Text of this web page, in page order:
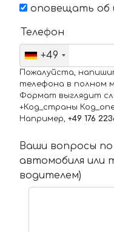
оповещать об
Телефон
+49
Пожалуйста,
телефона в полном
Формат выглядит
+Код_страны
Например, +49 176
Ваши вопросы
автомобиля или
водителем)